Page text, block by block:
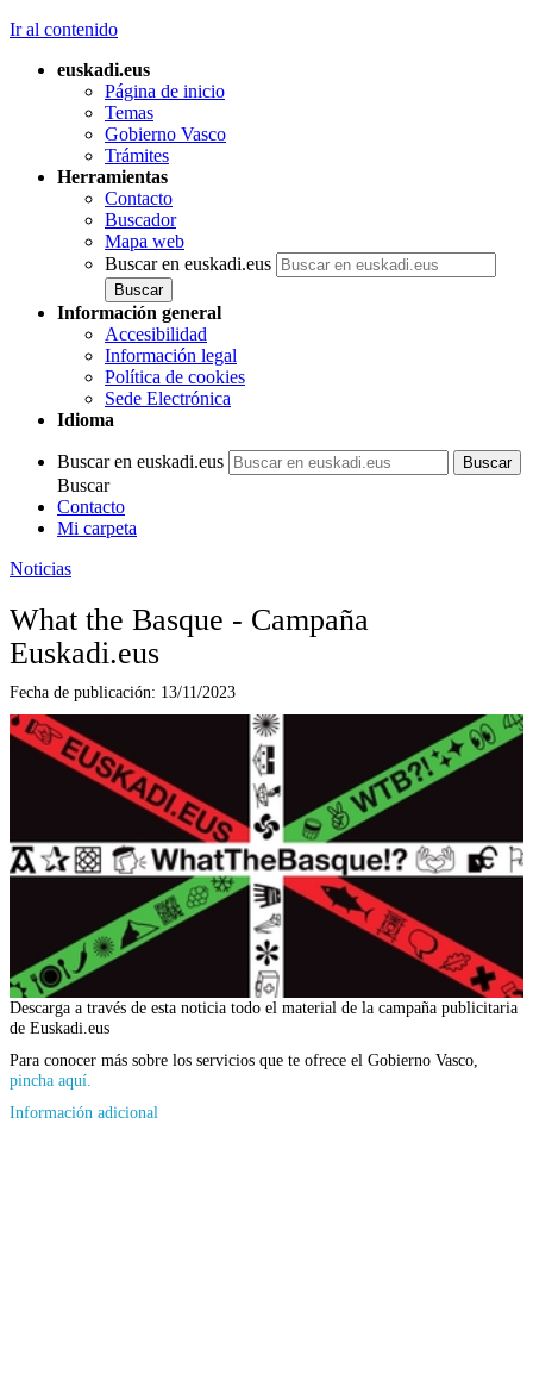
Ir al contenido
euskadi.eus
Página de inicio
Temas
Gobierno Vasco
Trámites
Herramientas
Contacto
Buscador
Mapa web
Buscar en euskadi.eus
Información general
Accesibilidad
Información legal
Política de cookies
Sede Electrónica
Idioma
Buscar en euskadi.eus
Buscar
Contacto
Mi carpeta
Noticias
What the Basque - Campaña
Euskadi.eus
Fecha de publicación: 13/11/2023
Descarga a través de esta noticia todo el material de la campaña publicitaria
de Euskadi.eus
Para conocer más sobre los servicios que te ofrece el Gobierno Vasco,
pincha aquí.
Información adicional